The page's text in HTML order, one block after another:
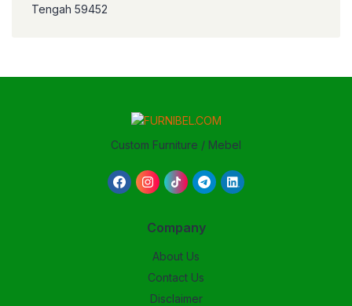
Tengah 59452
Custom Furniture / Mebel
Company
About Us
Contact Us
Disclaimer